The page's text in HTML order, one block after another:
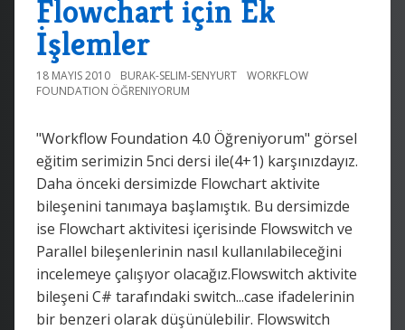
Flowchart için Ek
İşlemler
18 MAYIS 2010 BURAK-SELIM-SENYURT
WORKFLOW
FOUNDATION ÖĞRENIYORUM
"Workflow Foundation 4.0 Öğreniyorum" görsel
eğitim serimizin 5nci dersi ile(4+1) karşınızdayız.
Daha önceki dersimizde Flowchart aktivite
bileşenini tanımaya başlamıştık. Bu dersimizde
ise Flowchart aktivitesi içerisinde Flowswitch ve
Parallel bileşenlerinin nasıl kullanılabileceğini
incelemeye çalışıyor olacağız.Flowswitch aktivite
bileşeni C# tarafındaki switch...case ifadelerinin
bir benzeri olarak düşünülebilir. Flowswitch